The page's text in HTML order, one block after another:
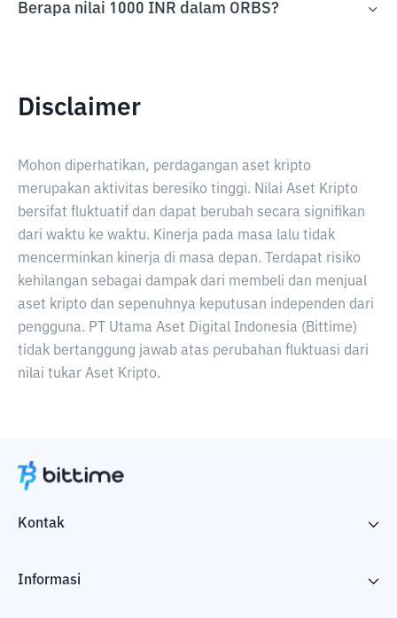
Berapa nilai 1000 INR dalam ORBS?
Disclaimer
Mohon diperhatikan, perdagangan aset kripto
merupakan aktivitas beresiko tinggi. Nilai Aset Kripto
bersifat fluktuatif dan dapat berubah secara signifikan
dari waktu ke waktu. Kinerja pada masa lalu tidak
mencerminkan kinerja di masa depan. Terdapat risiko
kehilangan sebagai dampak dari membeli dan menjual
aset kripto dan sepenuhnya keputusan independen dari
pengguna. PT Utama Aset Digital Indonesia (Bittime)
tidak bertanggung jawab atas perubahan fluktuasi dari
nilai tukar Aset Kripto.
Kontak
Informasi